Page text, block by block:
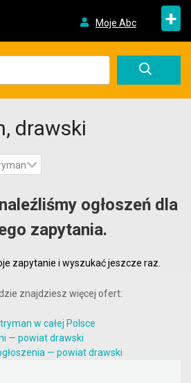
Moje Abc +
drawski
ogłoszeń dla
zapytania.
zapytanie i wyszukać jeszcze raz.
znajdziesz więcej ofert:
w całej Polsce
— powiat drawski
— powiat drawski